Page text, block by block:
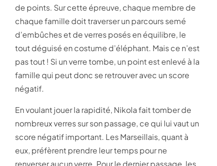
de points. Sur cette épreuve, chaque membre de
chaque famille doit traverser un parcours semé
d’embûches et de verres posés en équilibre, le
tout déguisé en costume d’éléphant. Mais ce n’est
pas tout ! Si un verre tombe, un point est enlevé à la
famille qui peut donc se retrouver avec un score
négatif.
En voulant jouer la rapidité, Nikola fait tomber de
nombreux verres sur son passage, ce qui lui vaut un
score négatif important. Les Marseillais, quant à
eux, préfèrent prendre leur temps pour ne
renverser aucun verre. Pour le dernier passage, les